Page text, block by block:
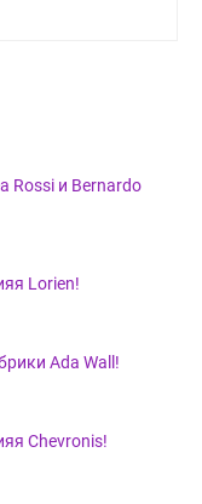
Rossi и Bernardo
Lorien!
Ada Wall!
Chevronis!